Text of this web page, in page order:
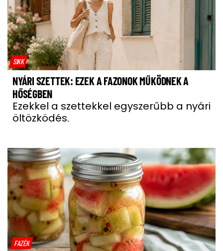
SIKK
NYÁRI SZETTEK: EZEK A FAZONOK MŰKÖDNEK A
HŐSÉGBEN
Ezekkel a szettekkel egyszerűbb a nyári
öltözködés.
FAZÉK